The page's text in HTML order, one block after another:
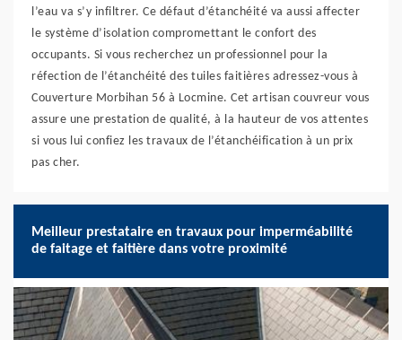
l’eau va s’y infiltrer. Ce défaut d’étanchéité va aussi affecter
le système d’isolation compromettant le confort des
occupants. Si vous recherchez un professionnel pour la
réfection de l’étanchéité des tuiles faitières adressez-vous à
Couverture Morbihan 56 à Locmine. Cet artisan couvreur vous
assure une prestation de qualité, à la hauteur de vos attentes
si vous lui confiez les travaux de l’étanchéification à un prix
pas cher.
Meilleur prestataire en travaux pour imperméabilité
de faitage et faitière dans votre proximité